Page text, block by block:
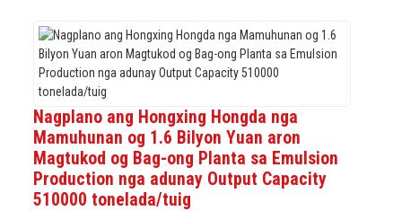
Nagplano ang Hongxing Hongda nga
Mamuhunan og 1.6 Bilyon Yuan aron
Magtukod og Bag-ong Planta sa Emulsion
Production nga adunay Output Capacity
510000 tonelada/tuig